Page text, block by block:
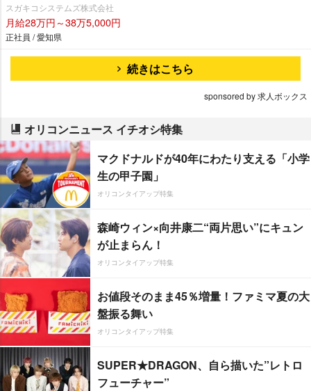
スガキコシステムズ株式会社
月給28万円～38万5,000円
正社員 / 愛知県
続きはこちら
sponsored by 求人ボックス
オリコンニュース イチオシ特集
マクドナルドが40年にわたり支える「小学
生の甲子園」
オリコンタイアップ特集
森崎ウィン×向井康二“両片思い”にキュン
が止まらん！
オリコンタイアップ特集
お値段そのまま45％増量！ファミマ夏の大
盤振る舞い
オリコンタイアップ特集
SUPER★DRAGON、自ら描いた”レトロ
フューチャー”